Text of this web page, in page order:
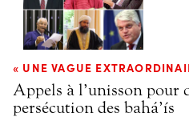
« UNE VAGUE
Appels à l’unisson pour
persécution des bahá’ís